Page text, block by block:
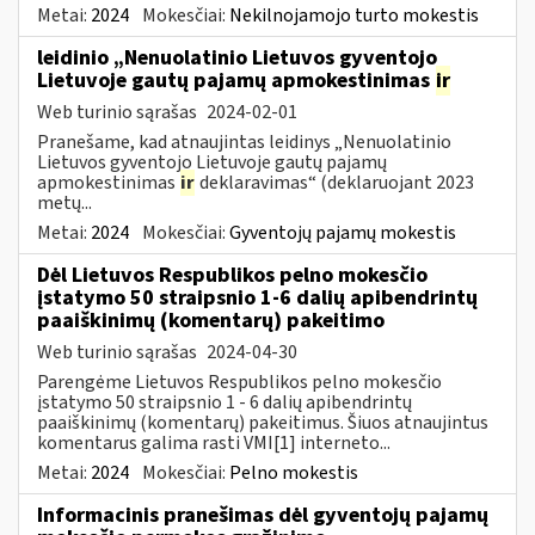
Metai: 2024 Mokesčiai: Nekilnojamojo turto mokestis
leidinio „Nenuolatinio Lietuvos gyventojo
Lietuvoje gautų pajamų apmokestinimas ir
Web turinio sąrašas 2024-02-01
Pranešame, kad atnaujintas leidinys „Nenuolatinio
Lietuvos gyventojo Lietuvoje gautų pajamų
apmokestinimas irdeklaravimas“ (deklaruojant 2023
metų...
Metai: 2024 Mokesčiai:Gyventojų pajamų mokestis
Dėl Lietuvos Respublikos pelno mokesčio
įstatymo 50 straipsnio 1-6 dalių apibendrintų
paaiškinimų (komentarų) pakeitimo
Web turinio sąrašas 2024-04-30
Parengėme Lietuvos Respublikos pelno mokesčio
įstatymo 50 straipsnio 1 - 6 dalių apibendrintų
paaiškinimų (komentarų) pakeitimus. Šiuos atnaujintus
komentarus galima rasti VMI[1] interneto...
Metai: 2024 Mokesčiai: Pelno mokestis
Informacinis pranešimas dėl gyventojų pajamų